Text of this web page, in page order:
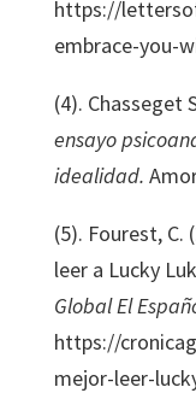
https://
embrace-you-
(4). Chasseget
ensayo
idealidad.
(5). Fourest, C.
leer a Lucky
Global El
https://
mejor-leer-